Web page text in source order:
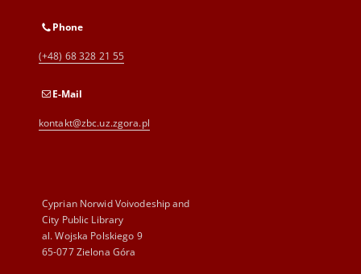
Phone
(+48) 68 328 21 55
E-Mail
kontakt@zbc.uz.zgora.pl
Cyprian Norwid Voivodeship and
City Public Library
al. Wojska Polskiego 9
65-077 Zielona Góra